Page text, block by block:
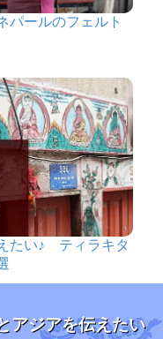
ールのフェルト
たい♪ ティラキタ
アジアを伝えたい